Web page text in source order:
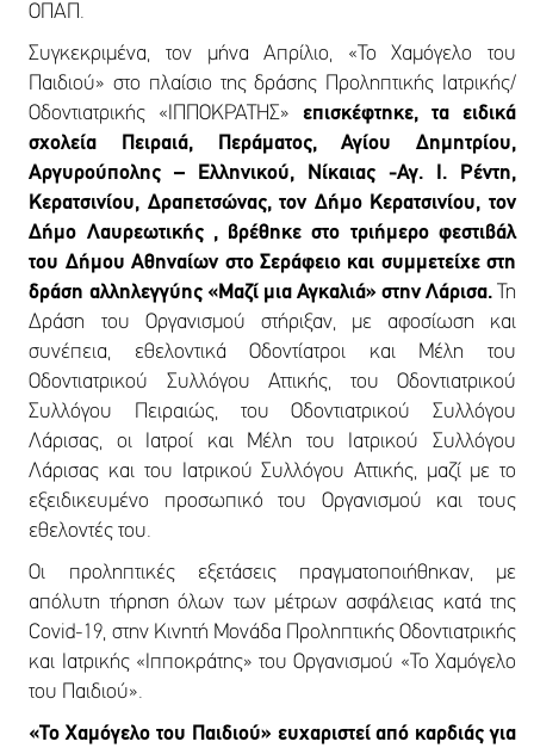
ΟΠΑΠ.
Συγκεκριμένα, τον μήνα Απρίλιο, «Το Χαμόγελο του
Παιδιού» στο πλαίσιο της δράσης Προληπτικής Ιατρικής/
Οδοντιατρικής «ΙΠΠΟΚΡΑΤΗΣ»επισκέφτηκε, τα ειδικά
σχολεία Πειραιά, Περάματος, Αγίου Δημητρίου,
Αργυρούπολης – Ελληνικού, Νίκαιας -Αγ. Ι. Ρέντη,
Κερατσινίου, Δραπετσώνας, τον Δήμο Κερατσινίου, τον
Δήμο Λαυρεωτικής , βρέθηκε στο τριήμερο φεστιβάλ
του Δήμου Αθηναίων στο Σεράφειο και συμμετείχε στη
δράση αλληλεγγύης «Μαζί μια Αγκαλιά» στην Λάρισα.Τη
Δράση του Οργανισμού στήριξαν, με αφοσίωση και
συνέπεια, εθελοντικά Οδοντίατροι και Μέλη του
Οδοντιατρικού Συλλόγου Αττικής, του Οδοντιατρικού
Συλλόγου Πειραιώς, του Οδοντιατρικού Συλλόγου
Λάρισας, οι Ιατροί και Μέλη του Ιατρικού Συλλόγου
Λάρισας και του Ιατρικού Συλλόγου Αττικής, μαζί με το
εξειδικευμένο προσωπικό του Οργανισμού και τους
εθελοντές του.
Οι προληπτικές εξετάσεις πραγματοποιήθηκαν, με
απόλυτη τήρηση όλων των μέτρων ασφάλειας κατά της
Covid-19, στην Κινητή Μονάδα Προληπτικής Οδοντιατρικής
και Ιατρικής «Ιπποκράτης» του Οργανισμού «Το Χαμόγελο
του Παιδιού».
«Το Χαμόγελο του Παιδιού» ευχαριστεί από καρδιάς για